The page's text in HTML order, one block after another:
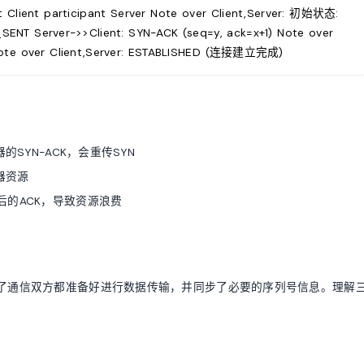
participant Server Note over Client,Server: 初始状态:
Server->>Client: SYN-ACK (seq=y, ack=x+1) Note over
over Client,Server: ESTABLISHED (连接建立完成)
SYN-ACK，会重传SYN
资源
的ACK，导致资源浪费
信双方都准备好进行数据传输，并同步了必要的序列号信息。理解